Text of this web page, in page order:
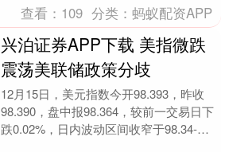
查看： 109 分类：蚂蚁配资APP
兴泊证券APP下载 美指微跌
震荡美联储政策分歧
12月15日，美元指数今开98.393，昨收
98.390，盘中报98.364，较前一交易日下
跌0.02%，日内波动区间收窄于98.34-